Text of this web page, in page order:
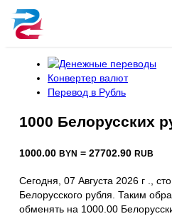
Конвертер валют
Перевод в Рубль
1000 Белорусских
1000.00 BYN = 27702.90 RUB
Сегодня, 07 Августа 2026 г .,
Белорусского рубля. Таким
обменять на 1000.00